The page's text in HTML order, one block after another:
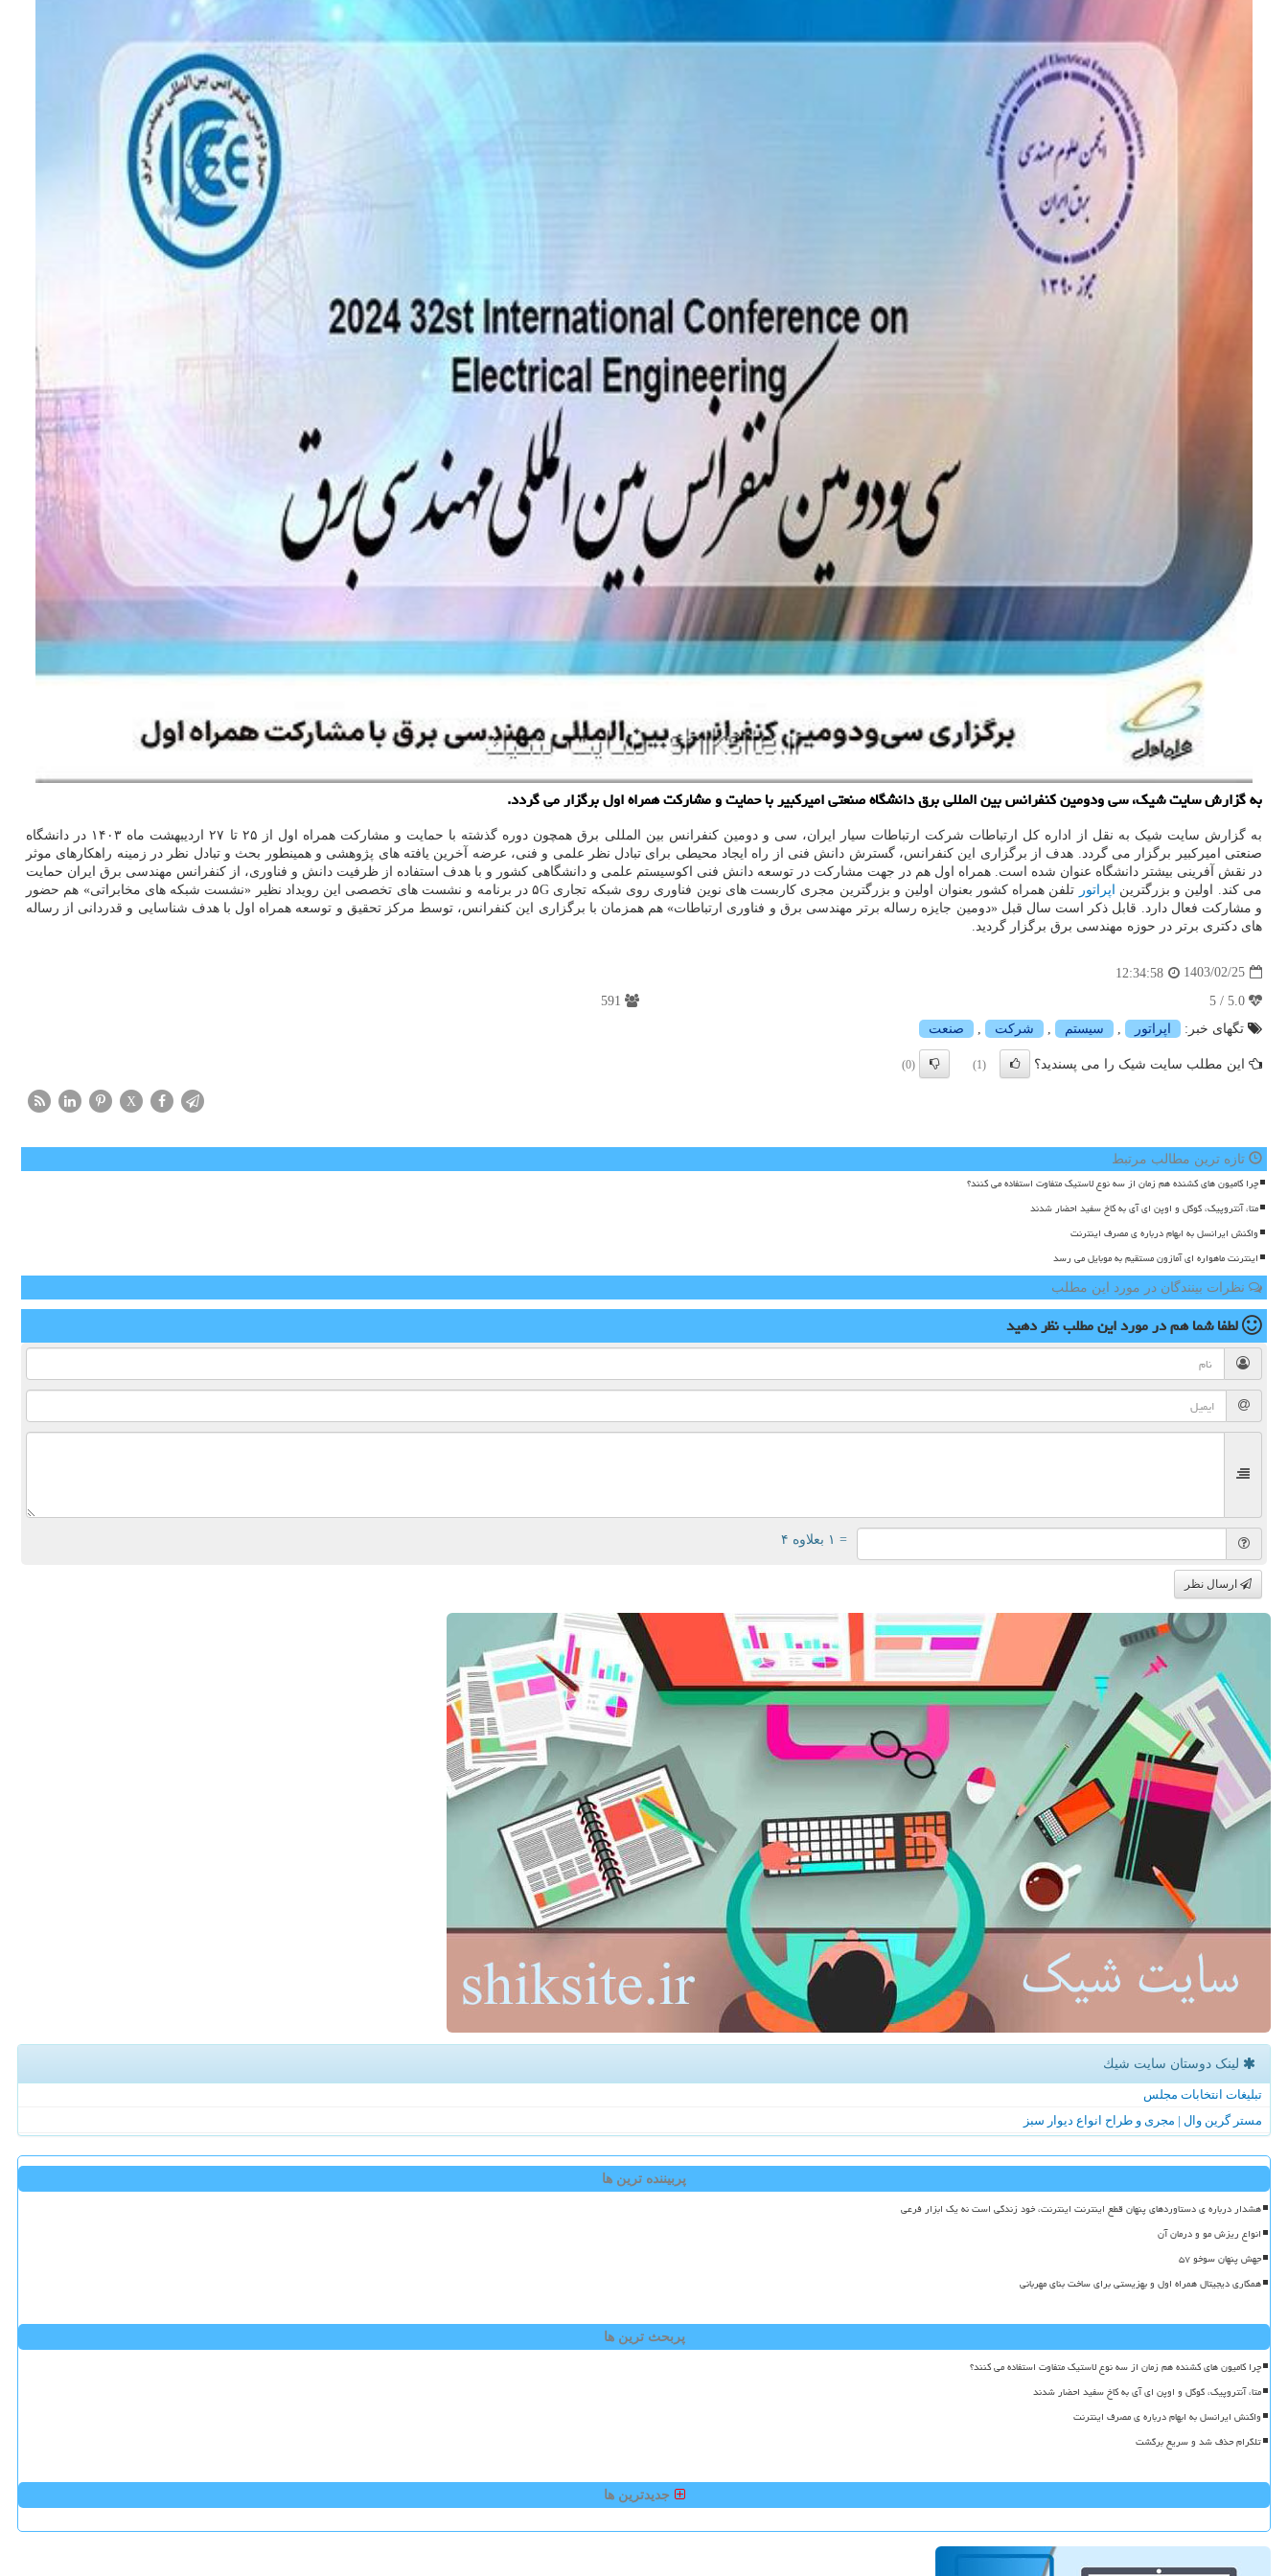
به گزارش سایت شیک، سی ودومین کنفرانس بین المللی برق دانشگاه صنعتی امیرکبیر با حمایت و مشارکت همراه اول برگزار می گردد.
به گزارش سایت شیک به نقل از اداره کل ارتباطات شرکت ارتباطات سیار ایران، سی و دومین کنفرانس بین المللی برق همچون دوره گذشته با حمایت و مشارکت همراه اول از ۲۵ تا ۲۷ اردیبهشت ماه ۱۴۰۳ در دانشگاه
صنعتی امیرکبیر برگزار می گردد. هدف از برگزاری این کنفرانس، گسترش دانش فنی از راه ایجاد محیطی برای تبادل نظر علمی و فنی، عرضه آخرین یافته های پژوهشی و همینطور بحث و تبادل نظر در زمینه راهکارهای موثر
در نقش آفرینی بیشتر دانشگاه عنوان شده است. همراه اول هم در جهت مشارکت در توسعه دانش فنی اکوسیستم علمی و دانشگاهی کشور و با هدف استفاده از ظرفیت دانش و فناوری، از کنفرانس مهندسی برق ایران حمایت
می کند. اولین و بزرگترین
اپراتور
تلفن همراه کشور بعنوان اولین و بزرگترین مجری کاربست های نوین فناوری روی شبکه تجاری ۵G در برنامه و نشست های تخصصی این رویداد نظیر «نشست شبکه های مخابراتی» هم حضور
و مشارکت فعال دارد. قابل ذکر است سال قبل «دومین جایزه رساله برتر مهندسی برق و فناوری ارتباطات» هم همزمان با برگزاری این کنفرانس، توسط مرکز تحقیق و توسعه همراه اول با هدف شناسایی و قدردانی از رساله
های دکتری برتر در حوزه مهندسی برق برگزار گردید.
1403/02/25
12:34:58
تگهای خبر:
اپراتور , سیستم , شركت , صنعت
این مطلب سایت شیک را می پسندید؟ (1)
(0)
X
تازه ترین مطالب مرتبط
چرا کامیون های کشنده هم زمان از سه نوع لاستیک متفاوت استفاده می کنند؟
متا، آنتروپیک، گوگل و اوپن ای آی به کاخ سفید احضار شدند
واکنش ایرانسل به ابهام درباره ی مصرف اینترنت
اینترنت ماهواره ای آمازون مستقیم به موبایل می رسد
نظرات بینندگان در مورد این مطلب
لطفا شما همدر مورد این مطلبنظر دهید
= ۱ بعلاوه ۴
ارسال نظر
لینک دوستان سایت شیك
تبلیغات انتخابات مجلس
مستر گرین وال | مجری و طراح انواع دیوار سبز
پربیننده ترین ها
هشدار درباره ی دستاوردهای پنهان قطع اینترنت اینترنت، خود زندگی است نه یک ابزار فرعی
انواع ریزش مو و درمان آن
جهش پنهان سوخو ۵۷
همکاری دیجیتال همراه اول و بهزیستی برای ساخت بنای مهربانی
پربحث ترین ها
چرا کامیون های کشنده هم زمان از سه نوع لاستیک متفاوت استفاده می کنند؟
متا، آنتروپیک، گوگل و اوپن ای آی به کاخ سفید احضار شدند
واکنش ایرانسل به ابهام درباره ی مصرف اینترنت
تلگرام حذف شد و سریع برگشت
جدیدترین ها